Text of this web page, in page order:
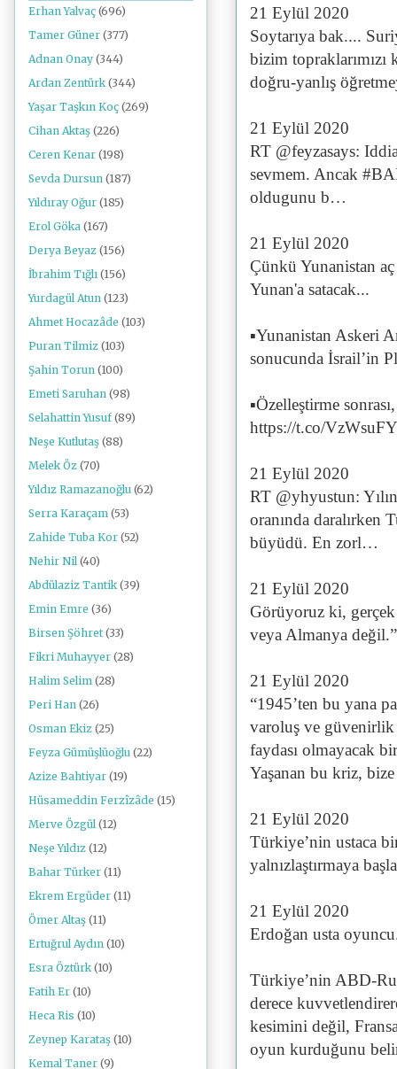
21 Eylül 2020
Soytarıya bak....
bizim
doğru-yanlış
21 Eylül 2020
RT @feyzasays:
sevmem. Ancak
oldugunu b…
21 Eylül 2020
Çünkü Yunanistan
Yunan'a satacak...
▪️Yunanistan Askeri
sonucunda İsrail’in
▪️Özelleştirme
https://t.co/
21 Eylül 2020
RT @yhyustun:
oranında daralırken
büyüdü. En zorl…
21 Eylül 2020
Görüyoruz ki,
veya Almanya değil.”
21 Eylül 2020
“1945’ten bu yana
varoluş ve
faydası olmayacak
Yaşanan bu kriz,
21 Eylül 2020
Türkiye’nin ustaca
yalnızlaştırmaya
21 Eylül 2020
Erdoğan usta
Türkiye’nin ABD-
derece
kesimini değil,
oyun kurduğunu
Erhan Yalvaç (696)
Tamer Güner (377)
Adnan Onay (344)
Ardan Zentürk (344)
Yaşar Taşkın Koç (269)
Cihan Aktaş (226)
Ceren Kenar (198)
Sevda Dursun (187)
Yıldıray Oğur (185)
Erol Göka (167)
Derya Beyaz (156)
İbrahim Tığlı (156)
Yurdagül Atun (123)
Ahmet Hocazâde (103)
Puran Tilmiz (103)
Şahin Torun (100)
Emeti Saruhan (98)
Selahattin Yusuf (89)
Neşe Kutlutaş (88)
Melek Öz (70)
Yıldız Ramazanoğlu (62)
Serra Karaçam (53)
Zahide Tuba Kor (52)
Nehir Nil (40)
Abdülaziz Tantik (39)
Emin Emre (36)
Birsen Şöhret (33)
Fikri Muhayyer (28)
Halim Selim (28)
Peri Han (26)
Osman Ekiz (25)
Feyza Gümüşlüoğlu (22)
Azize Bahtiyar (19)
Hüsameddin Ferzîzâde (15)
Merve Özgül (12)
Neşe Yıldız (12)
Bahar Türker (11)
Ekrem Ergüder (11)
Ömer Altaş (11)
Ertuğrul Aydın (10)
Esra Öztürk (10)
Fatih Er (10)
Heca Ris (10)
Zeynep Karataş (10)
Kemal Taner (9)